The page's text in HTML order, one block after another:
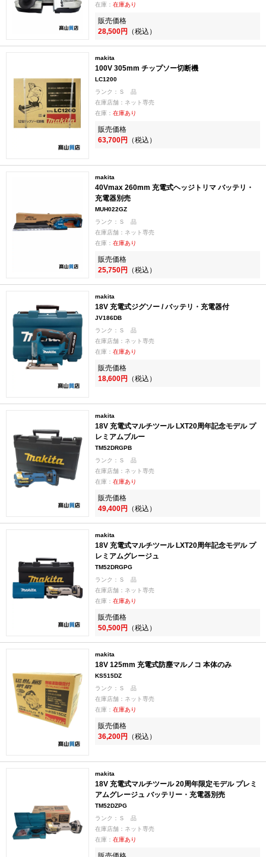
在庫： 在庫あり
販売価格
28,500円 （税込）
makita
100V 305mm チップソー切断機
LC1200
ランク：Ｓ 品
在庫店舗：ネット専売
在庫： 在庫あり
販売価格
63,700円 （税込）
makita
40Vmax 260mm 充電式ヘッジトリマ バッテリ・
充電器別売
MUH022GZ
ランク：Ｓ 品
在庫店舗：ネット専売
在庫： 在庫あり
販売価格
25,750円 （税込）
makita
18V 充電式ジグソー / バッテリ・充電器付
JV186DB
ランク：Ｓ 品
在庫店舗：ネット専売
在庫： 在庫あり
販売価格
18,600円 （税込）
makita
18V 充電式マルチツール LXT20周年記念モデル プ
レミアムブルー
TM52DRGPB
ランク：Ｓ 品
在庫店舗：ネット専売
在庫： 在庫あり
販売価格
49,400円 （税込）
makita
18V 充電式マルチツール LXT20周年記念モデル プ
レミアムグレージュ
TM52DRGPG
ランク：Ｓ 品
在庫店舗：ネット専売
在庫： 在庫あり
販売価格
50,500円 （税込）
makita
18V 125mm 充電式防塵マルノコ 本体のみ
KS515DZ
ランク：Ｓ 品
在庫店舗：ネット専売
在庫： 在庫あり
販売価格
36,200円 （税込）
makita
18V 充電式マルチツール 20周年限定モデル プレミ
アムグレージュ バッテリー・充電器別売
TM52DZPG
ランク：Ｓ 品
在庫店舗：ネット専売
在庫： 在庫あり